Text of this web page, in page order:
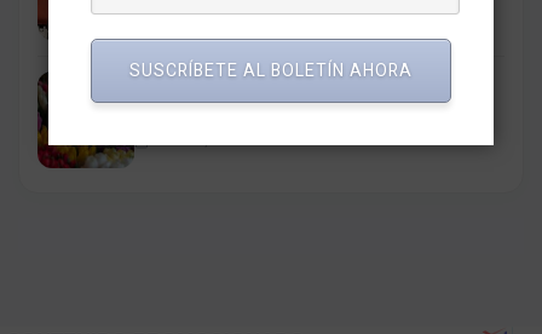
12 febrero, 2025
Las ventas de florerías durante la campaña de San
SUSCRÍBETE AL BOLETÍN AHORA